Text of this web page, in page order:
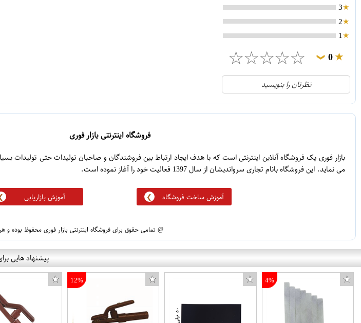
3
2
1
0
❯
☆
☆
☆
☆
☆
0
3
0
1
0
نظرتان را بنویسید
فروشگاه اینترنتی بازار فوری
بازار فوری یک فروشگاه آنلاین اینترنتی است که با هدف ایجاد ارتباط بین فروشندگان و صاحبان تولیدات حتی تولیدات
می نماید. این فروشگاه بانام تجاری سرواندیشان از سال 1397 فعالیت خود را آغاز نموده است.
آموزش ساخت فروشگاه آموزش بازاریابی
@ تمامی حقوق برای فروشگاه اینترنتی بازار فوری محفوظ بوده و
پیشنهاد هایی
4%
12%